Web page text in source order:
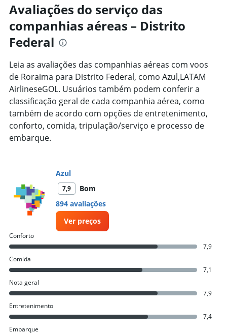
Range:
91
categories.
The
chart
1
Y
axis
displaying
values.
Range:
0
to
7500.
Avaliações do serviço das
companhias aéreas – Distrito
Federal
Leia as avaliações das companhias aéreas com voos
de Roraima para Distrito Federal, como Azul,LATAM
AirlineseGOL. Usuários também podem conferir a
classificação geral de cada companhia aérea, como
também de acordo com opções de entretenimento,
conforto, comida, tripulação/serviço e processo de
embarque.
Azul
7,9
Bom
894 avaliações
Ver preços
Conforto
7,9
Comida
7,1
Nota geral
7,9
Entretenimento
7,4
Embarque